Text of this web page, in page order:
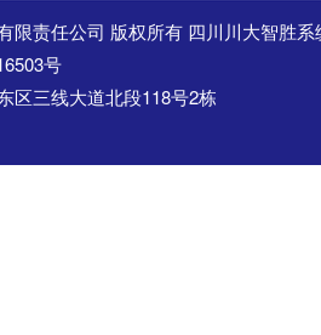
限责任公司 版权所有 四川川大智胜
号
区三线大道北段118号2栋